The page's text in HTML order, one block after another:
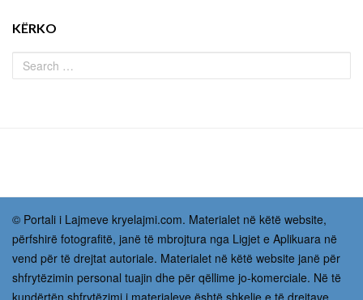
KËRKO
© Portali i Lajmeve kryelajmi.com. Materialet në këtë website,
përfshirë fotografitë, janë të mbrojtura nga Ligjet e Aplikuara në
vend për të drejtat autoriale. Materialet në këtë website janë për
shfrytëzimin personal tuajin dhe për qëllime jo-komerciale. Në të